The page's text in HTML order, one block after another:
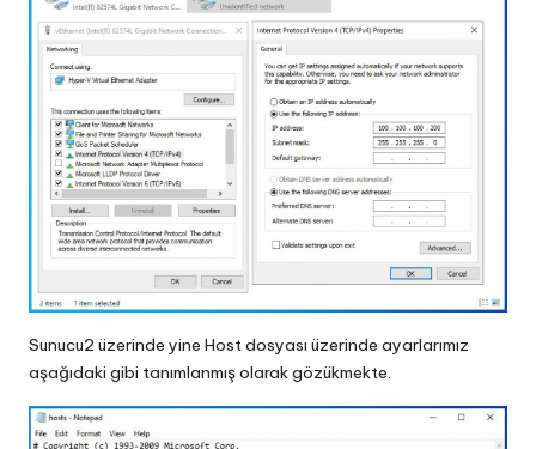
Sunucu2 üzerinde yine Host dosyası üzerinde ayarlarımız
aşağıdaki gibi tanımlanmış olarak gözükmekte.